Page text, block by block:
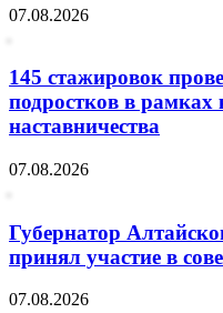
07.08.2026
145 стажировок
подростков в рамках
наставничества
07.08.2026
Губернатор
принял участие в
07.08.2026